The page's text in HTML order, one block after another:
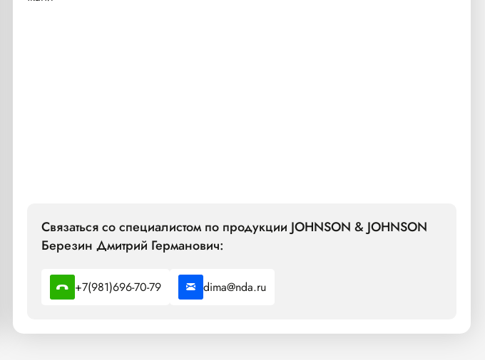
Связаться со специалистом по продукции JOHNSON & JOHNSON
Березин Дмитрий Германович:
+7(981)696-70-79 dima@nda.ru